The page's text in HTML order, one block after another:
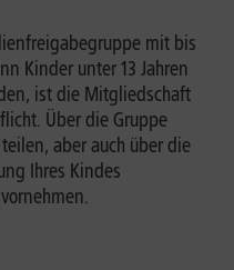
mit bis
Kinder unter 13 Jahren
ist die Mitgliedschaft
Über die Gruppe
aber auch über die
Ihres Kindes